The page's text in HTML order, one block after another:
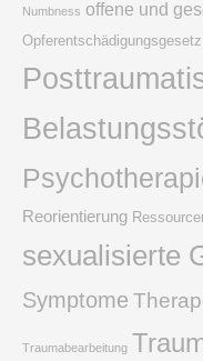
Numbness offene und
Reorientierung
sexualisierte
Symptome
Traumabearbeitung